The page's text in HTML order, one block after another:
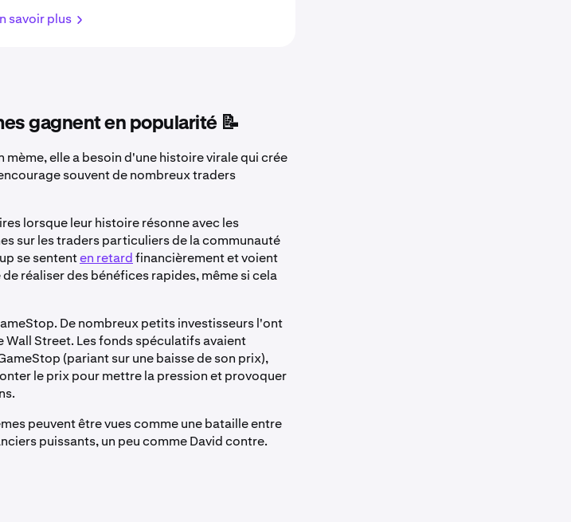
savoir plus
gagnent en popularité 📝
elle a besoin d'une histoire virale qui crée
souvent de nombreux traders
lorsque leur histoire résonne avec les
sur les traders particuliers de la communauté
se sententen retardfinancièrement et voient
réaliser des bénéfices rapides, même si cela
De nombreux petits investisseurs l'ont
Street. Les fonds spéculatifs avaient
(pariant sur une baisse de son prix),
le prix pour mettre la pression et provoquer
peuvent être vues comme une bataille entre
puissants, un peu comme David contre.